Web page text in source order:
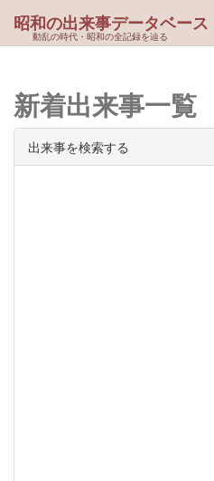
動乱の時代・昭和の全記録を辿る
昭和の出来事データベース
新着出来事一覧
出来事を検索する